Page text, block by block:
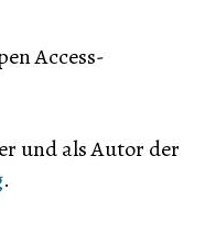
Access-
und als Autor der
.